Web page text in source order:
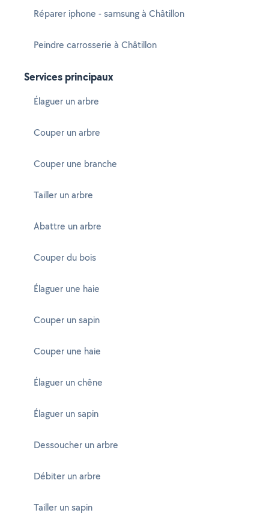
Réparer iphone - samsung à Châtillon
Peindre carrosserie à Châtillon
Services principaux
Élaguer un arbre
Couper un arbre
Couper une branche
Tailler un arbre
Abattre un arbre
Couper du bois
Élaguer une haie
Couper un sapin
Couper une haie
Élaguer un chêne
Élaguer un sapin
Dessoucher un arbre
Débiter un arbre
Tailler un sapin